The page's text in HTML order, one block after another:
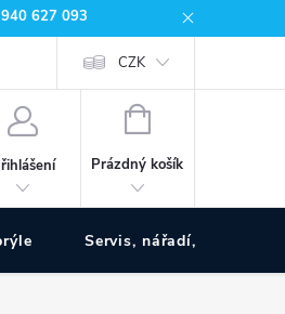
627 093
CZK
NÁKUPNÍ
Prázdný košík
Servis, nářadí, pumpy